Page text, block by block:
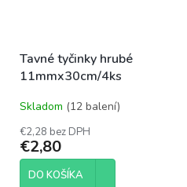
Tavné tyčinky hrubé
11mmx30cm/4ks
Skladom (12 balení)
€2,28 bez DPH
€2,80
DO KOŠÍKA